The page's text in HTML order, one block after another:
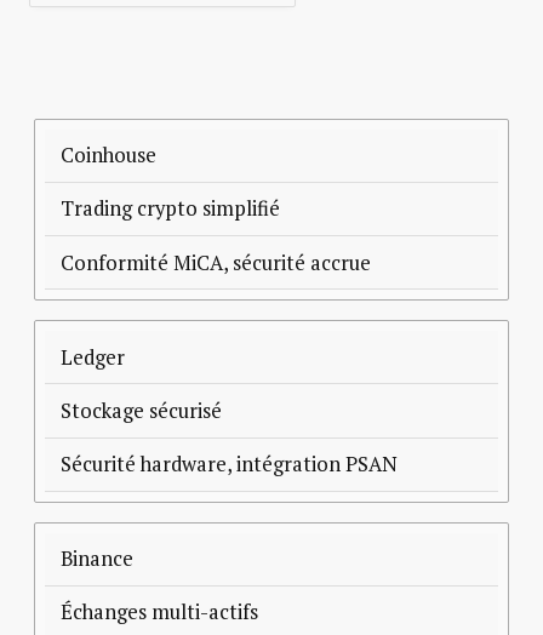
Coinhouse
Trading crypto simplifié
Conformité MiCA, sécurité accrue
Ledger
Stockage sécurisé
Sécurité hardware, intégration PSAN
Binance
Échanges multi-actifs